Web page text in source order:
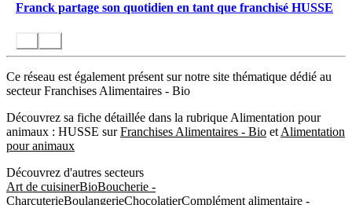
Franck partage son quotidien en tant que franchisé HUSSE
Ce réseau est également présent sur notre site thématique dédié au
secteur Franchises Alimentaires - Bio
Découvrez sa fiche détaillée dans la rubrique Alimentation pour
animaux : HUSSE surFranchises Alimentaires - Bio et Alimentation
pour animaux
Découvrez d'autres secteurs
Art de cuisinerBioBoucherie -
CharcuterieBoulangerieChocolatierComplément alimentaire -